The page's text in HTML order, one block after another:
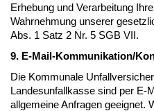
Erhebung und Verarbeitung
Wahrnehmung unserer
Abs. 1 Satz 2 Nr. 5 SGB VII.
9. E-Mail-Kommunikation/
Die Kommunale
Landesunfallkasse sind per E-
allgemeine Anfragen geeignet.